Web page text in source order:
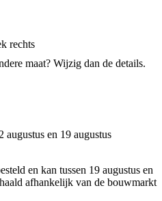
rechts
maat? Wijzig dan de details.
augustus en 19 augustus
en kan tussen 19 augustus en
afhankelijk van de bouwmarkt